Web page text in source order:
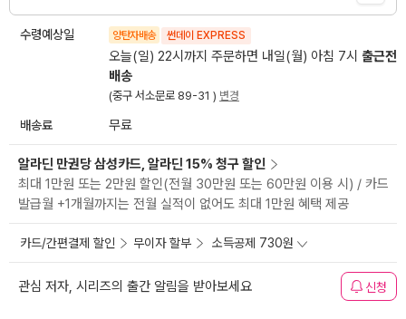
수령예상일 양탄자배송 썬데이 EXPRESS
오늘(일) 22시까지 주문하면 내일(월) 아침 7시 출근전
배송
(중구 서소문로 89-31 ) 변경
배송료 무료
알라딘 만권당 삼성카드, 알라딘 15% 청구 할인
최대 1만원 또는 2만원 할인(전월 30만원 또는 60만원 이용 시) / 카드
발급월 +1개월까지는 전월 실적이 없어도 최대 1만원 혜택 제공
카드/간편결제 할인 무이자 할부 소득공제 730원
관심 저자, 시리즈의 출간 알림을 받아보세요 신청